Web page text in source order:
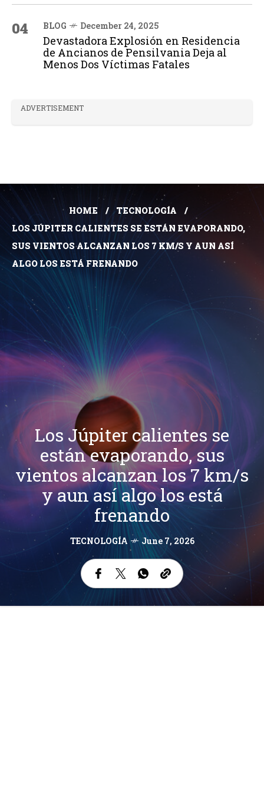
04 BLOG December 24, 2025
Devastadora Explosión en Residencia
de Ancianos de Pensilvania Deja al
Menos Dos Víctimas Fatales
ADVERTISEMENT
HOME
TECNOLOGÍA
LOS JÚPITER CALIENTES SE ESTÁN EVAPORANDO,
SUS VIENTOS ALCANZAN LOS 7 KM/S Y AUN ASÍ
ALGO LOS ESTÁ FRENANDO
Los Júpiter calientes se
están evaporando, sus
vientos alcanzan los 7 km/s
y aun así algo los está
frenando
TECNOLOGÍA June 7, 2026